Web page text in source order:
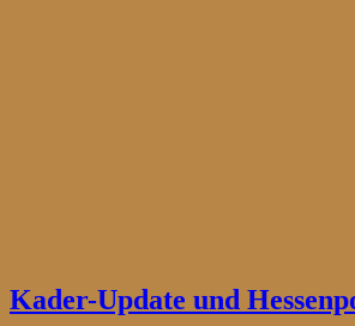
Kader-Update und